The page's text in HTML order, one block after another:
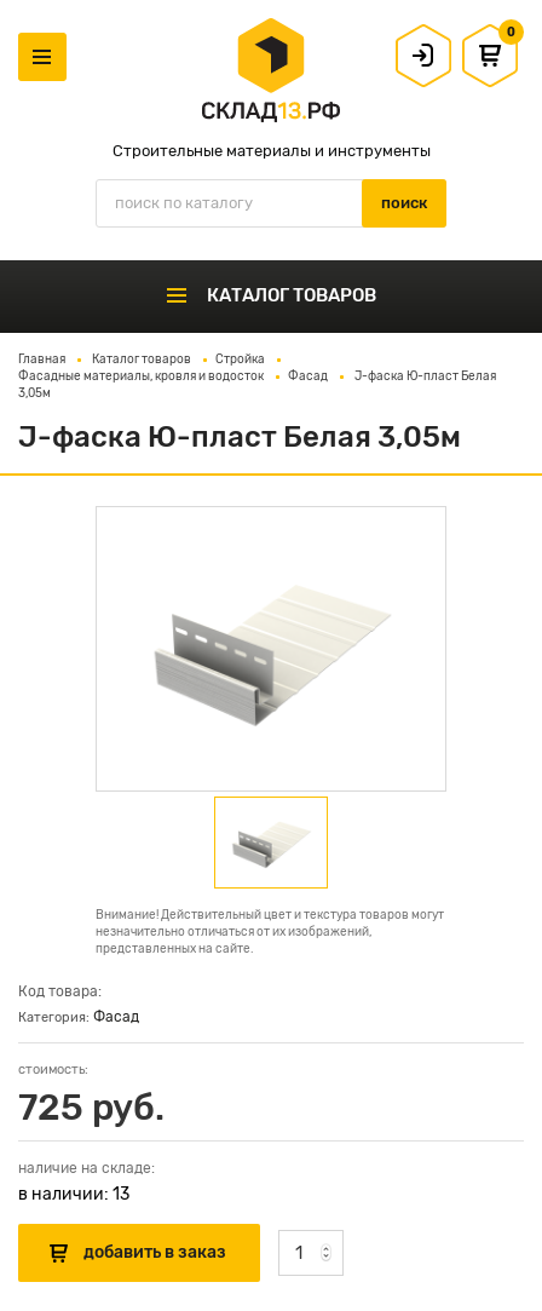
Строительные материалы и инструменты
0
КАТАЛОГ ТОВАРОВ
Главная Каталог товаров
Стройка
Фасадные материалы, кровля и водосток
Фасад
J-фаска Ю-пласт Белая
3,05м
J-фаска Ю-пласт Белая 3,05м
Внимание! Действительный цвет и текстура товаров могут
незначительно отличаться от их изображений,
представленных на сайте.
Код товара:
Категория: Фасад
стоимость:
725 руб.
наличие на складе:
в наличии: 13